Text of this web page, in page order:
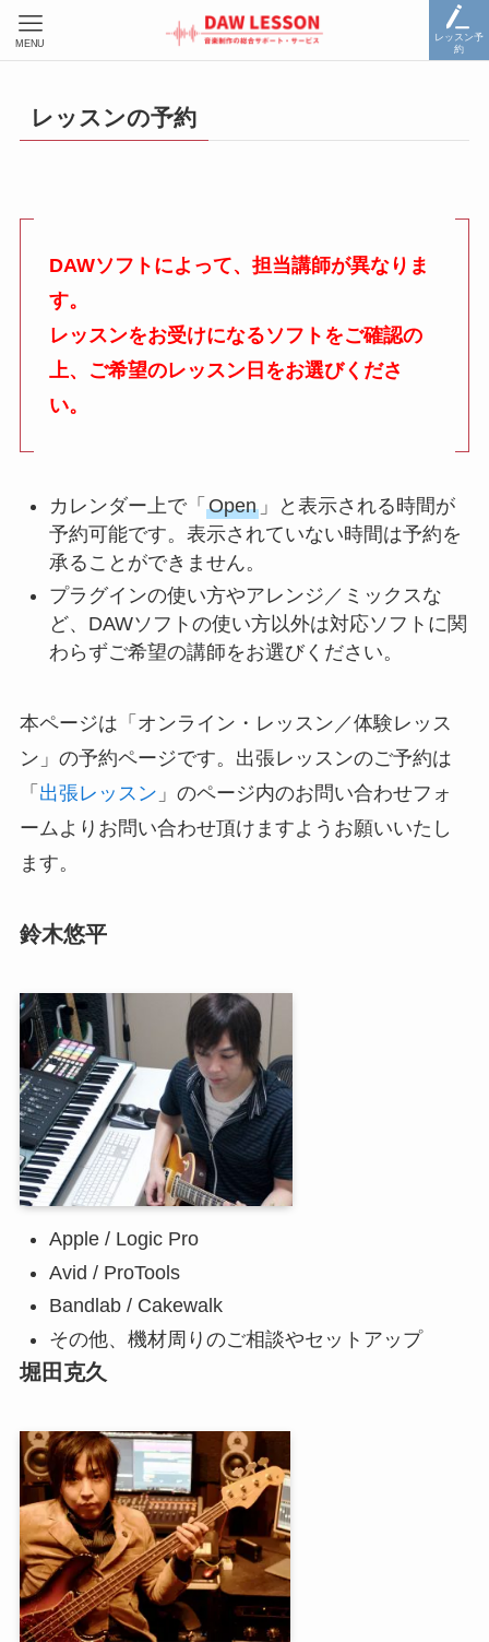
レッスン予
約
MENU
レッスンの予約
DAWソフトによって、担当講師が異なりま
す。
レッスンをお受けになるソフトをご確認の
上、ご希望のレッスン日をお選びくださ
い。
カレンダー上で「 Open」と表示される時間が
予約可能です。表示されていない時間は予約を
承ることができません。
プラグインの使い方やアレンジ／ミックスな
ど、DAWソフトの使い方以外は対応ソフトに関
わらずご希望の講師をお選びください。
本ページは「オンライン・レッスン／体験レッス
ン」の予約ページです。出張レッスンのご予約は
「 出張レッスン 」のページ内のお問い合わせフォ
ームよりお問い合わせ頂けますようお願いいたし
ます。
鈴木悠平
Apple / Logic Pro
Avid / ProTools
Bandlab / Cakewalk
その他、機材周りのご相談やセットアップ
堀田克久